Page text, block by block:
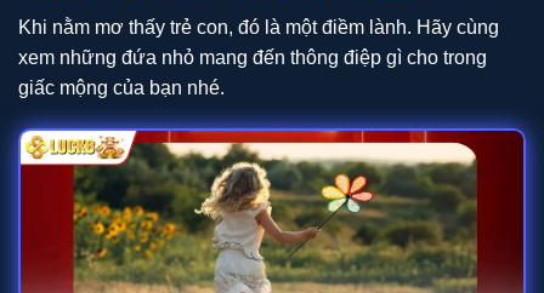
Khi nằm mơ thấy trẻ con, đó là một điềm lành. Hãy cùng
xem những đứa nhỏ mang đến thông điệp gì cho trong
giấc mộng của bạn nhé.